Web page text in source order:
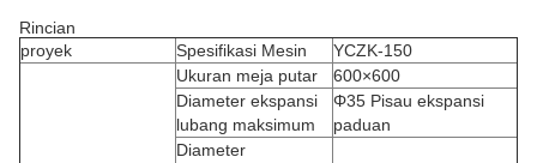
Rincian
proyek
Spesifikasi Mesin YCZK-150
Ukuran meja putar
600×600
Diameter ekspansi
lubang maksimum
Φ35 Pisau ekspansi
paduan
Diameter